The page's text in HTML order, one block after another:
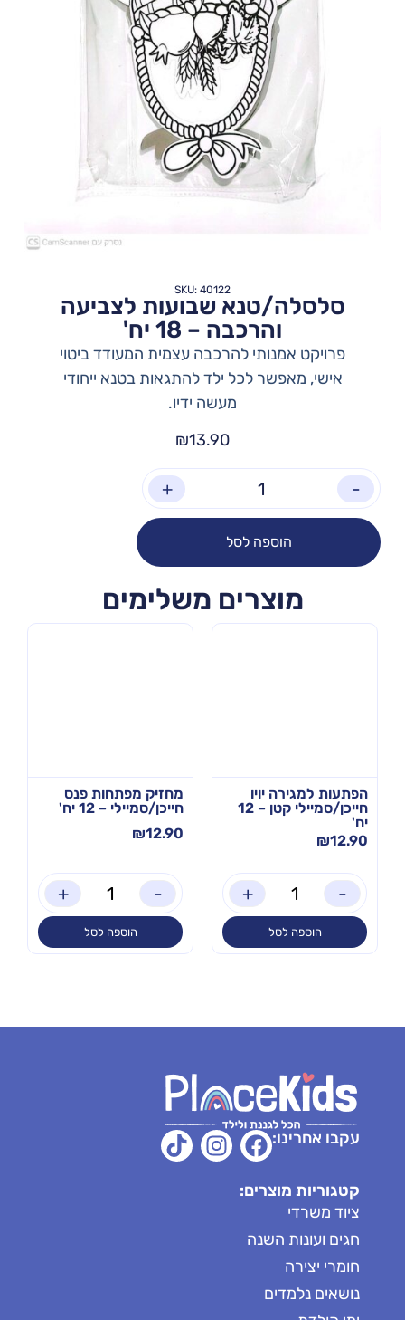
SKU: 40122
סלסלה/טנא שבועות לצביעה
והרכבה – 18 יח'
פרויקט אמנותי להרכבה עצמית המעודד ביטוי
אישי, מאפשר לכל ילד להתגאות בטנא ייחודי
מעשה ידיו.
₪13.90
-
+
הוספה לסל
מוצרים משלימים
הפתעות למגירה יויו
חייכן/סמיילי קטן – 12
יח'
₪12.90
-
+
הוספה לסל
מחזיק מפתחות פנס
חייכן/סמיילי – 12 יח'
₪12.90
-
+
הוספה לסל
עקבו אחרינו:
קטגוריות מוצרים:
ציוד משרדי
חגים ועונות השנה
חומרי יצירה
נושאים נלמדים